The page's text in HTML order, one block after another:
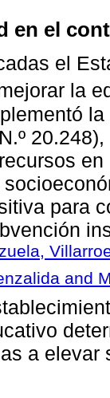
en el
el
la
para
and
a